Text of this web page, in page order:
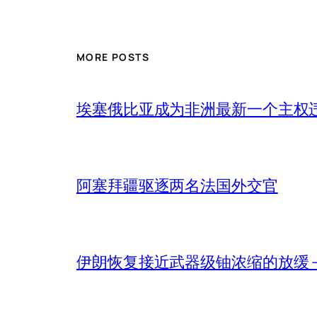
MORE POSTS
埃塞俄比亚成为非洲最新一个主权
阿塞拜疆驱逐两名法国外交官
伊朗恢复接近武器级铀浓缩的放缓